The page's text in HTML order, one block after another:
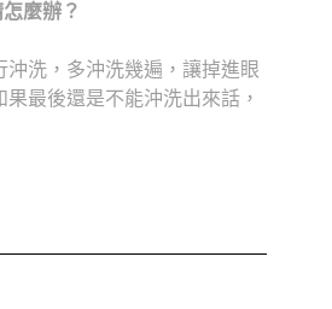
麼辦？
沖洗，多沖洗幾遍，讓掉進眼
最後還是不能沖洗出來話，